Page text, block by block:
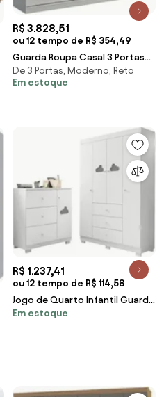
R$ 3.828,51
ou 12 tempo de R$ 354,49
Guarda Roupa Casal 3 Portas
de Correr 264cm Winter F04
Branco - Mpozen
De 3 Portas, Moderno, Reto
Em estoque
R$ 1.237,41
ou 12 tempo de R$ 114,58
Jogo de Quarto Infantil Guarda
Roupa e Cômoda Ane Branco -
Em estoque